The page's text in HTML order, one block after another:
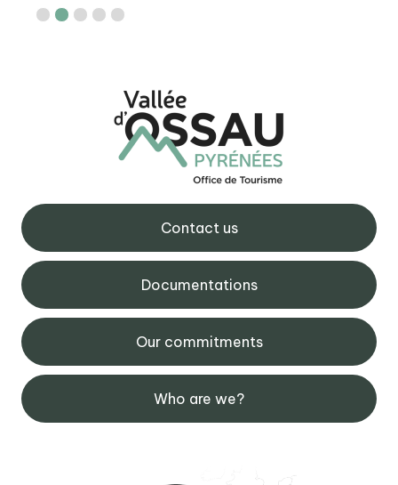
Contact us
Documentations
Our commitments
Who are we?